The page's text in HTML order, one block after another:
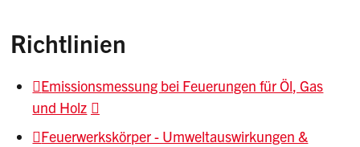
Richtlinien
Emissionsmessung bei Feuerungen für Öl, Gas
und Holz
Feuerwerkskörper - Umweltauswirkungen &